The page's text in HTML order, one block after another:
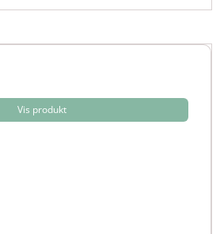
Vis produkt